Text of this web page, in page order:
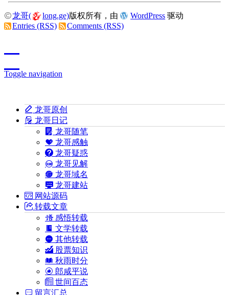
龙哥( long.ge)版权所有，由 WordPress 驱动
Entries (RSS)
Comments (RSS)
Toggle navigation
龙哥原创
龙哥日记
龙哥随笔
龙哥感触
龙哥疑惑
龙哥见解
龙哥域名
龙哥建站
网站源码
转载文章
感悟转载
文学转载
其他转载
股票知识
秋雨时分
郎咸平说
世间百态
留言汇总